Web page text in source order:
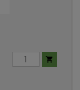
